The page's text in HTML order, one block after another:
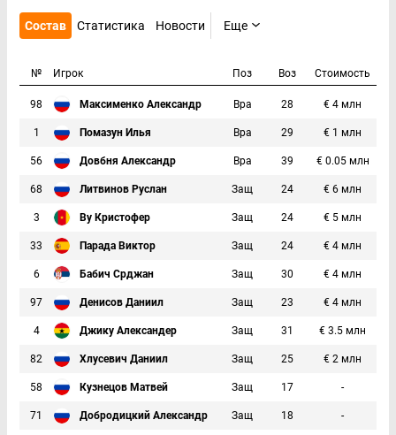
Состав Статистика Новости Еще
№ Игрок Поз Воз Стоимость
98 Максименко Александр Вра 28 € 4 млн
1 Помазун Илья Вра 29 € 1 млн
56 Довбня Александр Вра 39 € 0.05 млн
68 Литвинов Руслан Защ 24 € 6 млн
3 Ву Кристофер Защ 24 € 5 млн
33 Парада Виктор Защ 24 € 4 млн
6 Бабич Срджан Защ 30 € 4 млн
97 Денисов Даниил Защ 23 € 4 млн
4 Джику Александер Защ 31 € 3.5 млн
82 Хлусевич Даниил Защ 25 € 2 млн
58 Кузнецов Матвей Защ 17 -
71 Добродицкий Александр Защ 18 -